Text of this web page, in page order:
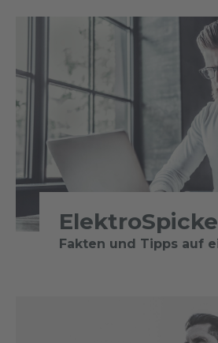
Fakten und Tipps auf